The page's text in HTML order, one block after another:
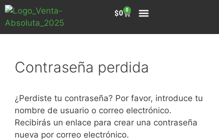
0 0
Contraseña perdida
¿Perdiste tu contraseña? Por favor, introduce tu
nombre de usuario o correo electrónico.
Recibirás un enlace para crear una contraseña
nueva por correo electrónico.